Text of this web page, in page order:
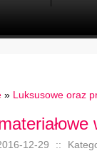
» Luksusowe oraz
12-29 ::